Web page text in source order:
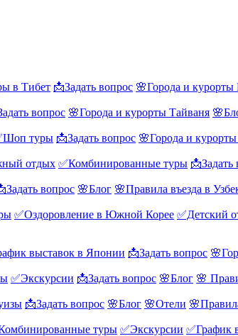
в Тибет 📩Задать вопрос 🌸Города и курорты
вопрос 🌸Города и курорты Тайваня
туры 📩Задать вопрос 🌸Города и
отдых ✅Комбинированные туры 📩Задать
вопрос 🌸Блог 🌸Правила въезда в
✅Оздоровление в Южной Корее ✅Детский
выставок в Японии 📩Задать вопрос
✅Экскурсии 📩Задать вопрос 🌸Блог 🌸
📩Задать вопрос 🌸Блог 🌸Отели
туры ✅Экскурсии ✅График